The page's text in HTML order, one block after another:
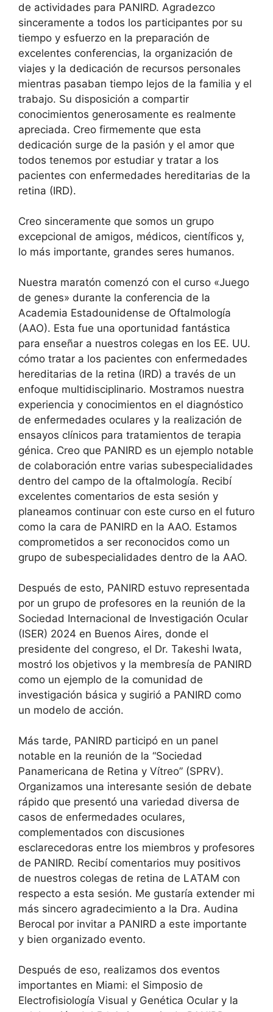
de actividades para PANIRD. Agradezco
sinceramente a todos los participantes por su
tiempo y esfuerzo en la preparación de
excelentes conferencias, la organización de
viajes y la dedicación de recursos personales
mientras pasaban tiempo lejos de la familia y el
trabajo. Su disposición a compartir
conocimientos generosamente es realmente
apreciada. Creo firmemente que esta
dedicación surge de la pasión y el amor que
todos tenemos por estudiar y tratar a los
pacientes con enfermedades hereditarias de la
retina (IRD).
Creo sinceramente que somos un grupo
excepcional de amigos, médicos, científicos y,
lo más importante, grandes seres humanos.
Nuestra maratón comenzó con el curso «Juego
de genes» durante la conferencia de la
Academia Estadounidense de Oftalmología
(AAO). Esta fue una oportunidad fantástica
para enseñar a nuestros colegas en los EE. UU.
cómo tratar a los pacientes con enfermedades
hereditarias de la retina (IRD) a través de un
enfoque multidisciplinario. Mostramos nuestra
experiencia y conocimientos en el diagnóstico
de enfermedades oculares y la realización de
ensayos clínicos para tratamientos de terapia
génica. Creo que PANIRD es un ejemplo notable
de colaboración entre varias subespecialidades
dentro del campo de la oftalmología. Recibí
excelentes comentarios de esta sesión y
planeamos continuar con este curso en el futuro
como la cara de PANIRD en la AAO. Estamos
comprometidos a ser reconocidos como un
grupo de subespecialidades dentro de la AAO.
Después de esto, PANIRD estuvo representada
por un grupo de profesores en la reunión de la
Sociedad Internacional de Investigación Ocular
(ISER) 2024 en Buenos Aires, donde el
presidente del congreso, el Dr. Takeshi Iwata,
mostró los objetivos y la membresía de PANIRD
como un ejemplo de la comunidad de
investigación básica y sugirió a PANIRD como
un modelo de acción.
Más tarde, PANIRD participó en un panel
notable en la reunión de la “Sociedad
Panamericana de Retina y Vítreo” (SPRV).
Organizamos una interesante sesión de debate
rápido que presentó una variedad diversa de
casos de enfermedades oculares,
complementados con discusiones
esclarecedoras entre los miembros y profesores
de PANIRD. Recibí comentarios muy positivos
de nuestros colegas de retina de LATAM con
respecto a esta sesión. Me gustaría extender mi
más sincero agradecimiento a la Dra. Audina
Berocal por invitar a PANIRD a este importante
y bien organizado evento.
Después de eso, realizamos dos eventos
importantes en Miami: el Simposio de
Electrofisiología Visual y Genética Ocular y la